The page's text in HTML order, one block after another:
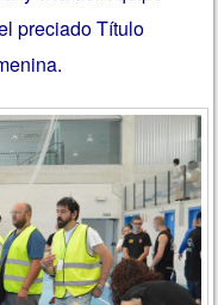
preciado Título